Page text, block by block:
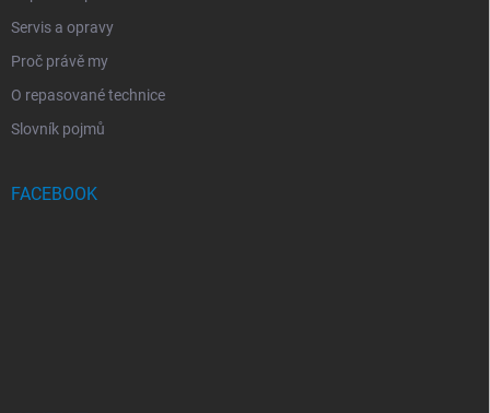
Servis a opravy
Proč právě my
O repasované technice
Slovník pojmů
FACEBOOK